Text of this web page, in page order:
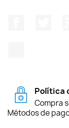
Política
Compra
Métodos de